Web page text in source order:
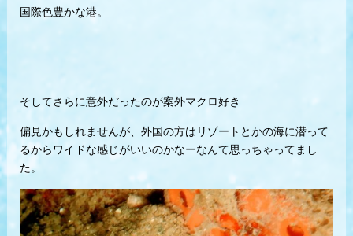
国際色豊かな港。
そしてさらに意外だったのが案外マクロ好き
偏見かもしれませんが、外国の方はリゾートとかの海に潜って
るからワイドな感じがいいのかなーなんて思っちゃってまし
た。